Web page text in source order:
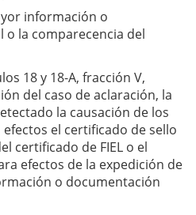
información o
la comparecencia del
18 y 18-A, fracción V,
del caso de aclaración, la
la causación de los
el certificado de sello
certificado de FIEL o el
efectos de la expedición de
o documentación